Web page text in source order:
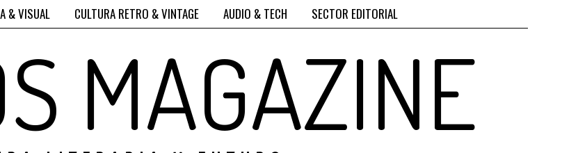
& VISUAL CULTURA RETRO & VINTAGE AUDIO & TECH SECTOR EDITORIAL
MAGAZINE